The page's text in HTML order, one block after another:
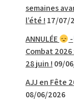
semaines
l’été ! 17/07/
ANNULÉE
-
Combat
28 juin ! 09/
AJJ en Fête
08/06/2026